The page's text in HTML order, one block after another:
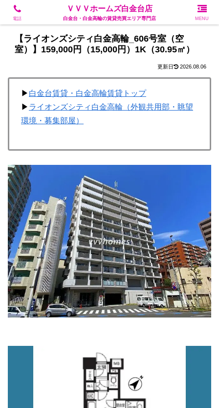
【ライオンズシティ白金高輪_606号室（空
室）】159,000円（15,000円）1K（30.95㎡）
2026.08.06
▶ 白金台賃貸・白金高輪賃貸トップ
▶ ライオンズシティ白金高輪（外観共用部・眺望
環境・募集部屋）
電話
ＶＶＶホームズ白金台店
白金台・白金高輪の賃貸売買エリア専門店 MENU